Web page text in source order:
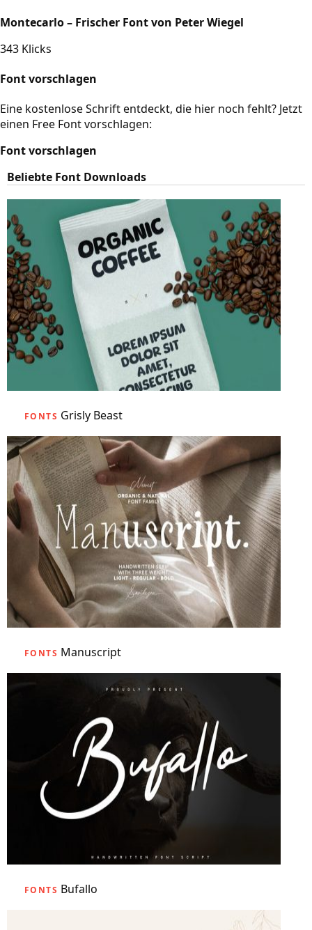
Montecarlo – Frischer Font von Peter Wiegel
343 Klicks
Font vorschlagen
Eine kostenlose Schrift entdeckt, die hier noch fehlt? Jetzt
einen Free Font vorschlagen:
Font vorschlagen
Beliebte Font Downloads
FONTS Grisly Beast
FONTS Manuscript
FONTS Bufallo